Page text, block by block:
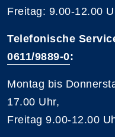
Freitag: 9.00-12.00
Telefonische
0611/9889-0:
Montag bis
17.00 Uhr,
Freitag 9.00-12.00